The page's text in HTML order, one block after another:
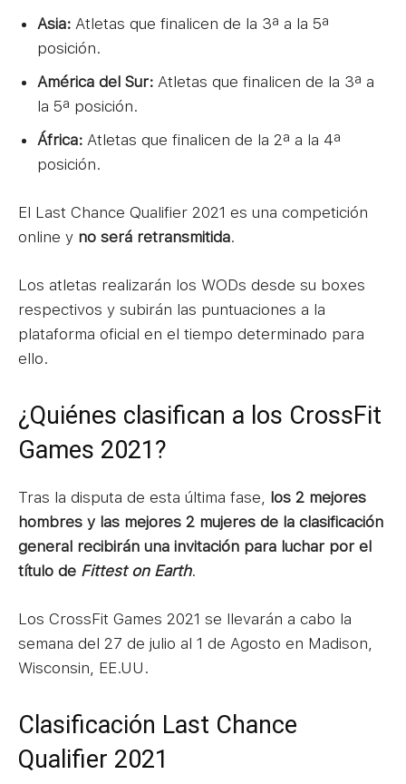
Asia: Atletas que finalicen de la 3ª a la 5ª
posición.
América del Sur: Atletas que finalicen de la 3ª a
la 5ª posición.
África: Atletas que finalicen de la 2ª a la 4ª
posición.
El Last Chance Qualifier 2021 es una competición
online y no será retransmitida.
Los atletas realizarán los WODs desde su boxes
respectivos y subirán las puntuaciones a la
plataforma oficial en el tiempo determinado para
ello.
¿Quiénes clasifican a los CrossFit
Games 2021?
Tras la disputa de esta última fase, los 2 mejores
hombres y las mejores 2 mujeres de la clasificación
general recibirán una invitación para luchar por el
título de Fittest on Earth.
Los CrossFit Games 2021 se llevarán a cabo la
semana del 27 de julio al 1 de Agosto en Madison,
Wisconsin, EE.UU.
Clasificación Last Chance
Qualifier 2021